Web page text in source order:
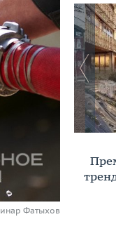
Фатыхов